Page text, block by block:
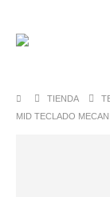
TIENDA
MID TECLADO